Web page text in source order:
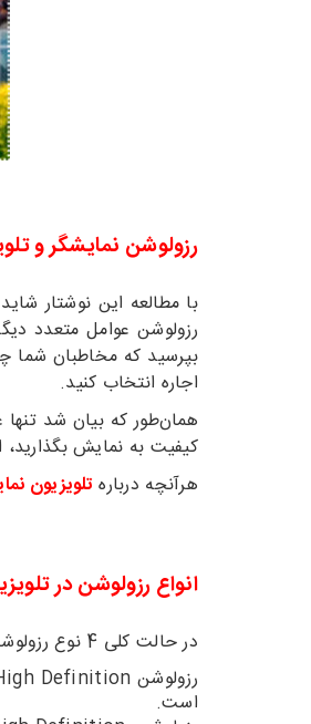
رزولوشن نمایشگر و
با مطالعه این نوشتار
رزولوشن عوامل متعدد
بپرسید که مخاطبان شما
اجاره انتخاب کنید.
همان‌طور که بیان شد تنها
کیفیت به نمایش بگذارید،
هرآنچه درباره تلویزیون
انواع رزولوشن در
در حالت کلی 4 نوع رزولوشن متفاوت وجود دارد که هر کدام کیفیت متفاوتی را ارائه می‌دهند. این موارد شامل:
است.